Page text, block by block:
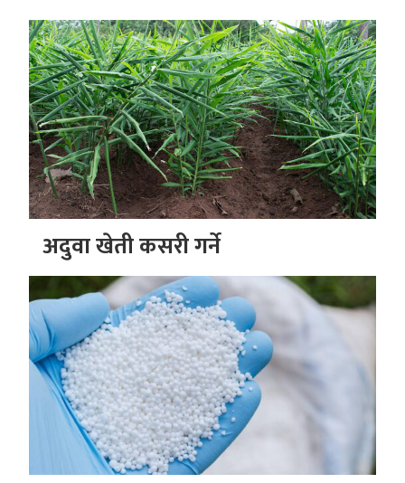
अदुवा खेती कसरी गर्ने